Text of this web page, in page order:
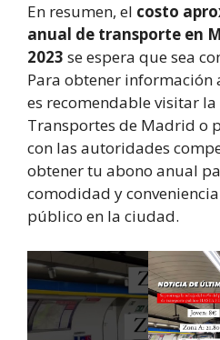
En resumen, el costo
anual de transporte en
2023 se espera que sea
Para obtener información
es recomendable visitar
Transportes de Madrid o
con las autoridades
obtener tu abono anual
comodidad y
público en la ciudad.